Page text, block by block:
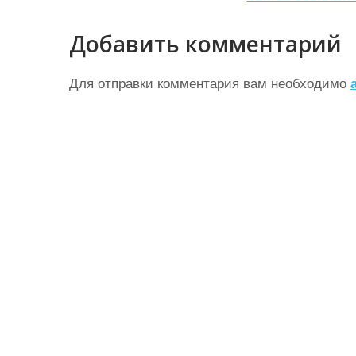
в
и
г
Добавить комментарий
Для отправки комментария вам необходимо